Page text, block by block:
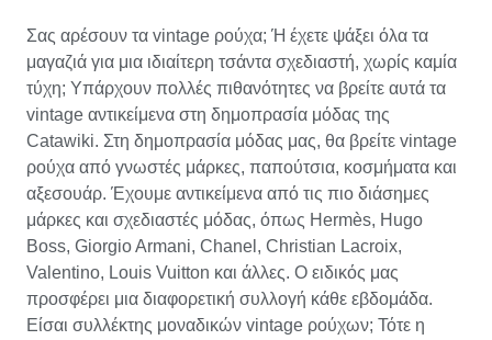
Σας αρέσουν τα vintage ρούχα; Ή έχετε ψάξει όλα τα
μαγαζιά για μια ιδιαίτερη τσάντα σχεδιαστή, χωρίς καμία
τύχη; Υπάρχουν πολλές πιθανότητες να βρείτε αυτά τα
vintage αντικείμενα στη δημοπρασία μόδας της
Catawiki. Στη δημοπρασία μόδας μας, θα βρείτε vintage
ρούχα από γνωστές μάρκες, παπούτσια, κοσμήματα και
αξεσουάρ. Έχουμε αντικείμενα από τις πιο διάσημες
μάρκες και σχεδιαστές μόδας, όπως Hermès, Hugo
Boss, Giorgio Armani, Chanel, Christian Lacroix,
Valentino, Louis Vuitton και άλλες. Ο ειδικός μας
προσφέρει μια διαφορετική συλλογή κάθε εβδομάδα.
Είσαι συλλέκτης μοναδικών vintage ρούχων; Τότε η